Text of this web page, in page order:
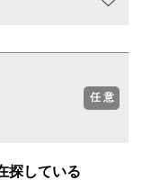
任 意
探している